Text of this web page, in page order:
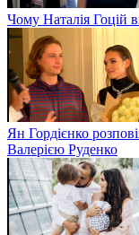
Чому Наталія Гоцій
Ян Гордієнко
Валерією Руденко